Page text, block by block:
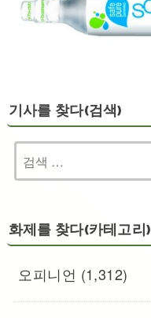
기사를 찾다(검색)
화제를 찾다(카테고리)
오피니언 (1,312)